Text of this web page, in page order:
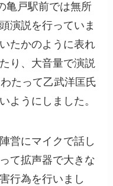
亀戸駅前では無所
演説を行っていま
たかのように表れ
り、大音量で演説
たって乙武洋匡氏
ようにしました。
営にマイクで話し
て拡声器で大きな
行為を行いまし